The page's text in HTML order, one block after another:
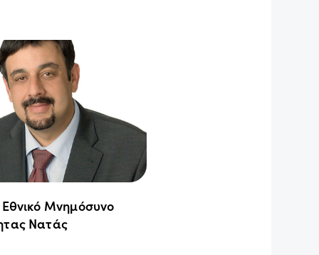
Μνημόσυνο
Νατάς